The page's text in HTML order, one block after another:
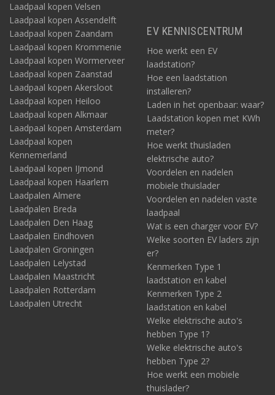
Laadpaal kopen Velsen
Laadpaal kopen Assendelft
Laadpaal kopen Zaandam
Laadpaal kopen Krommenie
Laadpaal kopen Wormerveer
Laadpaal kopen Zaanstad
Laadpaal kopen Akersloot
Laadpaal kopen Heiloo
Laadpaal kopen Alkmaar
Laadpaal kopen Amsterdam
Laadpaal kopen
Kennemerland
Laadpaal kopen IJmond
Laadpaal kopen Haarlem
Laadpalen Almere
Laadpalen Breda
Laadpalen Den Haag
Laadpalen Eindhoven
Laadpalen Groningen
Laadpalen Lelystad
Laadpalen Maastricht
Laadpalen Rotterdam
Laadpalen Utrecht
EV KENNISCENTRUM
Hoe werkt een EV
laadstation?
Hoe een laadstation
installeren?
Laden in het openbaar: waar?
Laadstation kopen met KWh
meter?
Hoe werkt thuisladen
elektrische auto?
Voordelen en nadelen
mobiele thuislader
Voordelen en nadelen vaste
laadpaal
Wat is een charger voor EV?
Welke soorten EV laders zijn
er?
Kenmerken Type 1
laadstation en kabel
Kenmerken Type 2
laadstation en kabel
Welke elektrische auto's
hebben Type 1?
Welke elektrische auto's
hebben Type 2?
Hoe werkt een mobiele
thuislader?